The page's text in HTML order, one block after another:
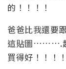
的！！！！
爸爸比我還要
這貼圖……….超
買得好！！！